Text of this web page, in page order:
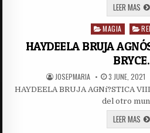
LEER MASUNA
Posted
in
MAGIA
HAYDEELA BRUJA
BRYCE.
AUTHOR:
JOSEPMARIA PUBLISHED
DATE:
3 JUNE, 2021
HAYDEELA BRUJA AGNí?STICA
del otro
LEER MAS